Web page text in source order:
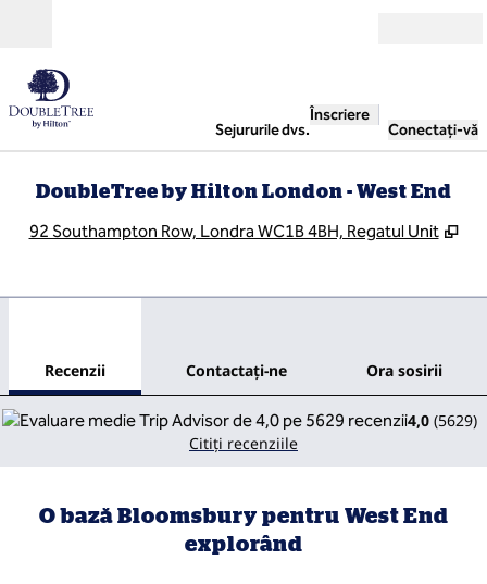
Sejururile dvs.
Înscriere
Conectați-vă
DoubleTree by Hilton London - West End
92 Southampton Row, Londra WC1B 4BH, Regatul Unit ,
Recenzii Contactaţi-ne Ora sosirii
4,0 (5629)
Citiți recenziile
O bază Bloomsbury pentru West End
explorând